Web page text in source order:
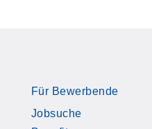
Für Bewerbende
Jobsuche